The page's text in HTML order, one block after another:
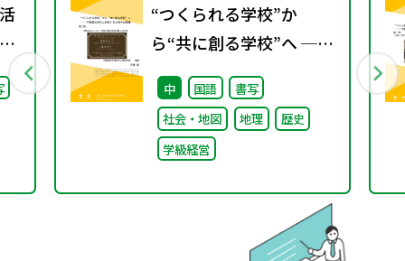
“つくられる学校”か
ら“共に創る学校”へ ──
不確実な時代に応答する
小津中の実践 第二回
「学校のコンパス」生徒
が創る学校の最上位方針
中 国語
書写
社会・地図
地理
歴史
学級経営